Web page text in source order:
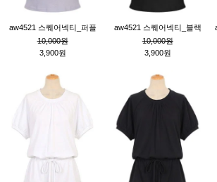
aw4521 스퀘어넥티_퍼플
10,000원
3,900원
aw4521 스퀘어넥티_블랙
10,000원
3,900원